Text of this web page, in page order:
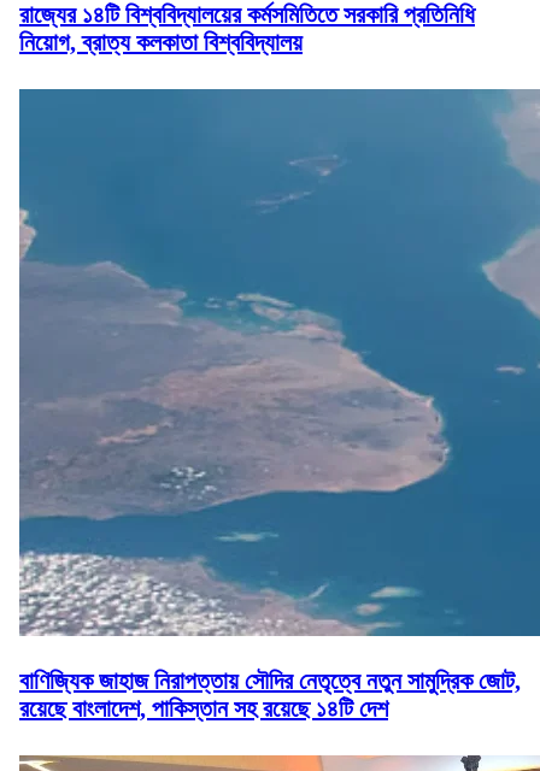
রাজ্যের ১৪টি বিশ্ববিদ্যালয়ের কর্মসমিতিতে সরকারি প্রতিনিধি
নিয়োগ, ব্রাত্য কলকাতা বিশ্ববিদ্যালয়
বাণিজ্যিক জাহাজ নিরাপত্তায় সৌদির নেতৃত্বে নতুন সামুদ্রিক জোট,
রয়েছে বাংলাদেশ, পাকিস্তান সহ রয়েছে ১৪টি দেশ